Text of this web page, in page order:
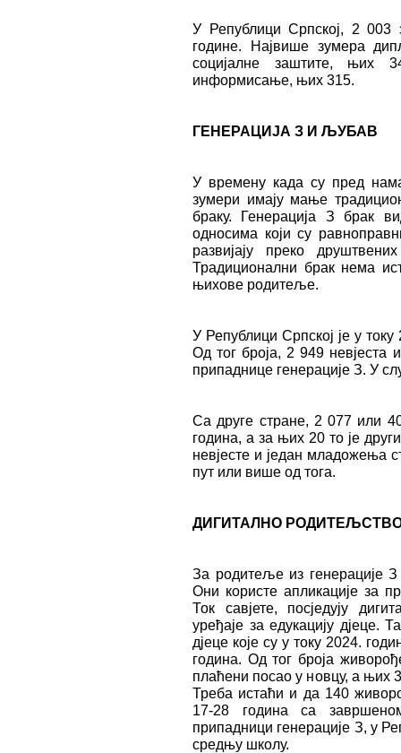
У Републици Српској, 2 003
године. Највише зумера
социјалне заштите, њих
информисање, њих 315.
ГЕНЕРАЦИЈА З И ЉУБАВ
У времену када су пред
зумери имају мање
браку. Генерација З брак
односима који су
развијају преко
Традиционални брак нема
њихове родитеље.
У Републици Српској је у
Од тог броја, 2 949 невјеста
припаднице генерације З. У
Са друге стране, 2 077 или
година, а за њих 20 то је
невјесте и један младожења
пут или више од тога.
ДИГИТАЛНО
За родитеље из генерације З
Они користе апликације за
Ток савјете, посједују
уређаје за едукацију дјеце.
дјеце које су у току 2024.
година. Од тог броја
плаћени посао у новцу, а њих
Треба истаћи и да 140
17-28 година са
припадници генерације З, у
средњу школу.